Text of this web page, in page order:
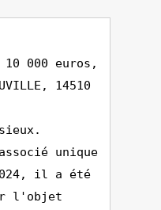
10 000 euros,
14510
unique
il a été
l'objet